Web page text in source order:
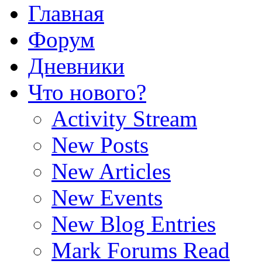
Главная
Форум
Дневники
Что нового?
Activity Stream
New Posts
New Articles
New Events
New Blog Entries
Mark Forums Read